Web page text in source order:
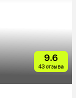
9.6
43 отзыва